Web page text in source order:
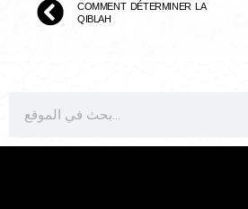
COMMENT DÉTERMINER LA
QIBLAH